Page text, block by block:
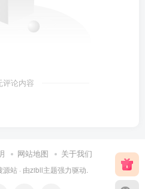
评论内容
网站地图 关于我们
源站 · 由zibll主题强力驱动.